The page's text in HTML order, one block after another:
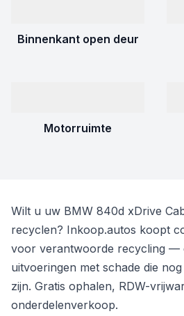
Binnenkant open deur
Motorruimte
Wilt u uw BMW 840d xDrive
recyclen? Inkoop.autos koopt
voor verantwoorde recycling —
uitvoeringen met schade die
zijn. Gratis ophalen, RDW-
onderdelenverkoop.